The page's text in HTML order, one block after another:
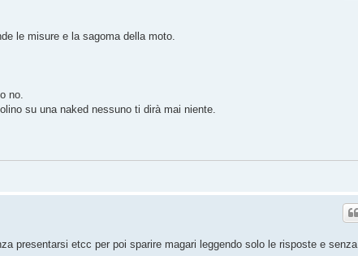
le misure e la sagoma della moto.
no.
su una naked nessuno ti dirà mai niente.
presentarsi etcc per poi sparire magari leggendo solo le risposte e senza